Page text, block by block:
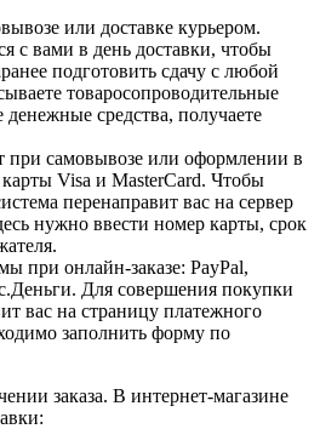
или доставке курьером.
с вами в день доставки, чтобы
подготовить сдачу с любой
товаросопроводительные
средства, получаете
при самовывозе или оформлении в
Visa и MasterCard. Чтобы
перенаправит вас на сервер
нужно ввести номер карты, срок
при онлайн-заказе: PayPal,
Для совершения покупки
вас на страницу платежного
заполнить форму по
заказа. В интернет-магазине